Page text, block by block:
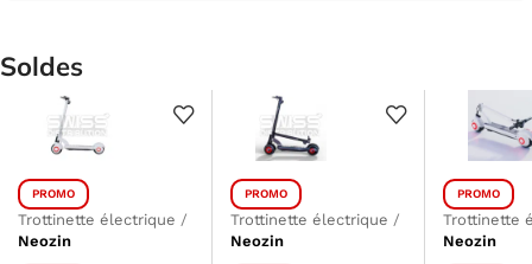
Soldes
PROMO
Trottinette électrique /
Neozin
PROMO
Trottinette électrique /
Neozin
PROMO
Trottinette
Neozin